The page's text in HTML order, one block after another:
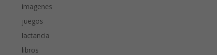
imagenes
juegos
lactancia
libros